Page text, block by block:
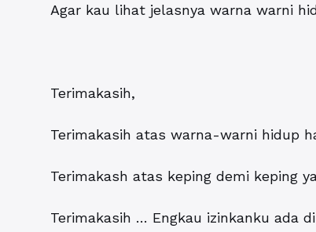
Agar kau lihat jelasnya warna warni
Terimakasih,
Terimakasih atas warna-warni hidup
Terimakash atas keping demi keping
Terimakasih … Engkau izinkanku ada